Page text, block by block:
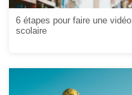
6 étapes pour faire une vidéo
scolaire